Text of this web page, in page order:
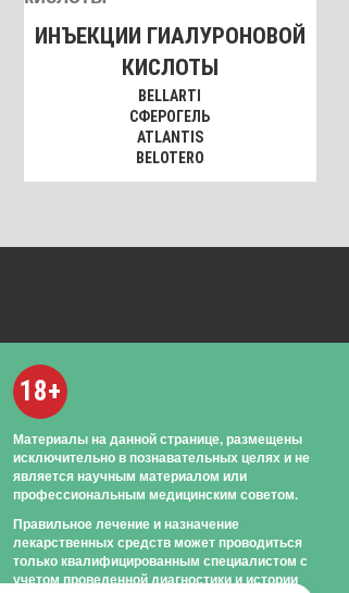
ИНЪЕКЦИИ ГИАЛУРОНОВОЙ
КИСЛОТЫ
BELLARTI
СФЕРОГЕЛЬ
ATLANTIS
BELOTERO
18+
Материалы на данной странице, размещены
исключительно в познавательных целях и не
является научным материалом или
профессиональным медицинским советом.
Правильное лечение и назначение
лекарственных средств может проводиться
только квалифицированным специалистом с
учетом проведенной диагностики и истории